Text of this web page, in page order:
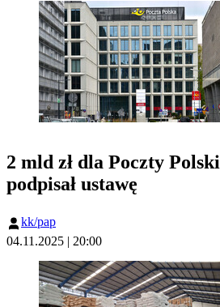
2 mld zł dla Poczty
podpisał ustawę
kk/pap
04.11.2025 | 20:00